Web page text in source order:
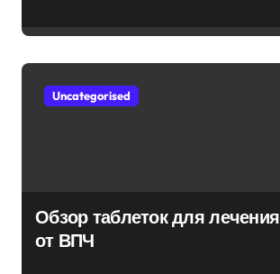
Uncategorised
Обзор таблеток для лечения
от ВПЧ